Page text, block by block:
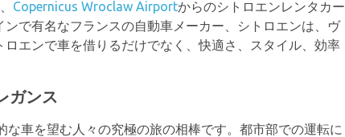
Copernicus Wroclaw Airportからのシトロエンレンタカー
で有名なフランスの自動車メーカー、シトロエンは、ヴ
エンで車を借りるだけでなく、快適さ、スタイル、効率
ガンス
車を望む人々の究極の旅の相棒です。都市部での運転に